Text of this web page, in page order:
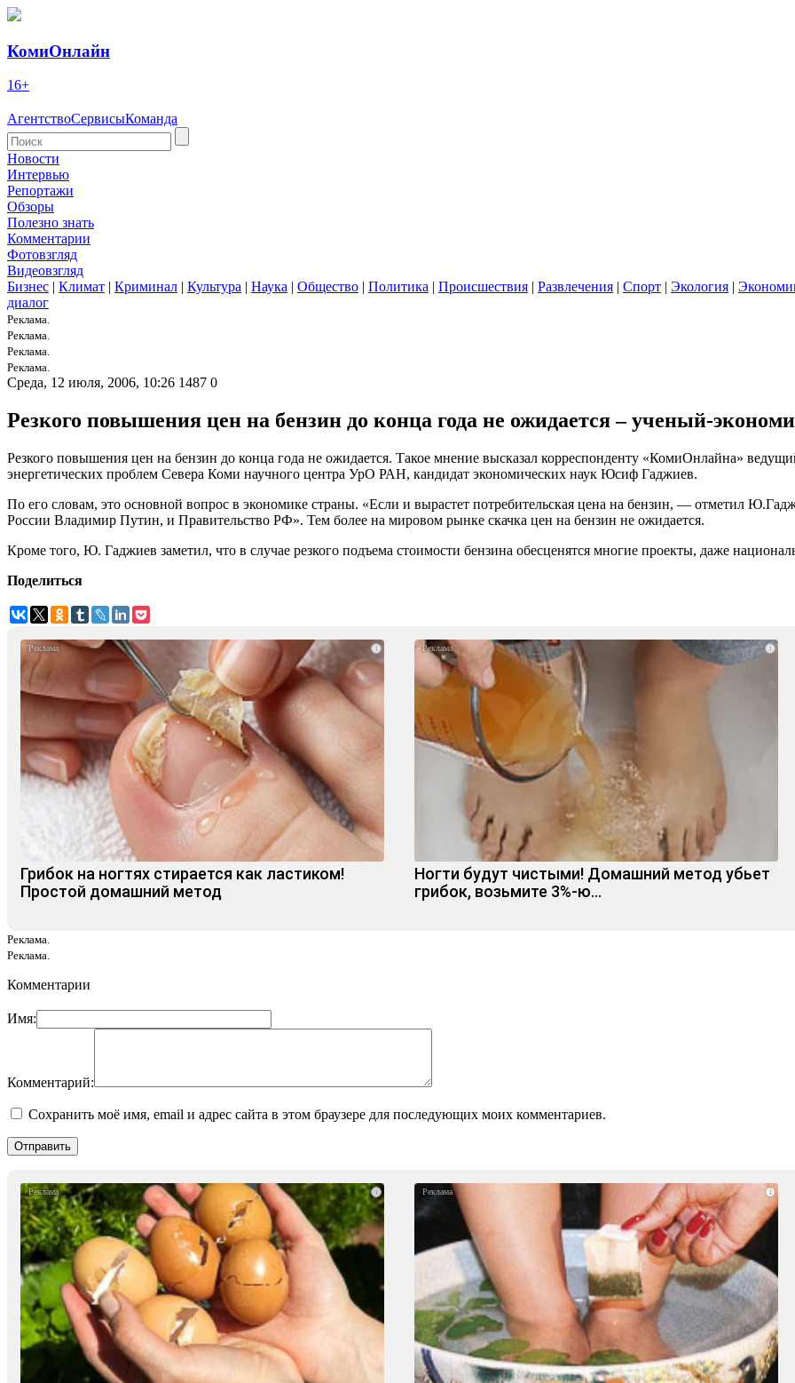
КомиОнлайн
16+
АгентствоСервисыКоманда
Новости
Интервью
Репортажи
Обзоры
Полезно знать
Комментарии
Фотовзгляд
Видеовзгляд
Бизнес | Климат | Криминал | Культура | Наука | Общество | Политика | Происшествия | Развлечения | Спорт | Экология |
диалог
Реклама.
Реклама.
Реклама.
Реклама.
Среда, 12 июля, 2006, 10:26 1487 0
Резкого повышения цен на бензин до конца года не ожидается – ученый-
Резкого повышения цен на бензин до конца года не ожидается. Такое мнение высказал корреспонденту «КомиОнлайна»
энергетических проблем Севера Коми научного центра УрО РАН, кандидат экономических наук Юсиф Гаджиев.
По его словам, это основной вопрос в экономике страны. «Если и вырастет потребительская цена на бензин, — отметил
России Владимир Путин, и Правительство РФ». Тем более на мировом рынке скачка цен на бензин не ожидается.
Кроме того, Ю. Гаджиев заметил, что в случае резкого подъема стоимости бензина обесценятся многие проекты, даже
Поделиться
i
Грибок на ногтях стирается как ластиком!
Простой домашний метод
i
Ногти будут чистыми! Домашний метод убьет
грибок, возьмите 3%-ю…
Реклама.
Реклама.
Комментарии
Имя:
Комментарий:
Сохранить моё имя, email и адрес сайта в этом браузере для последующих моих комментариев.
i i